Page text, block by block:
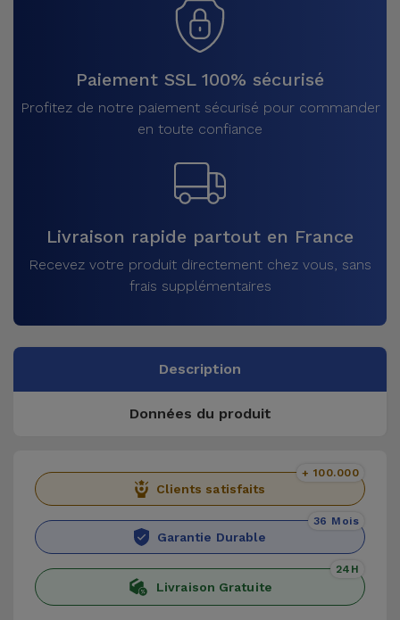
Paiement SSL 100% sécurisé
Profitez de notre paiement sécurisé pour commander
en toute confiance
Livraison rapide partout en France
Recevez votre produit directement chez vous, sans
frais supplémentaires
Description
Données du produit
Clients satisfaits
+ 100.000
Garantie Durable
36 Mois
Livraison Gratuite
24H